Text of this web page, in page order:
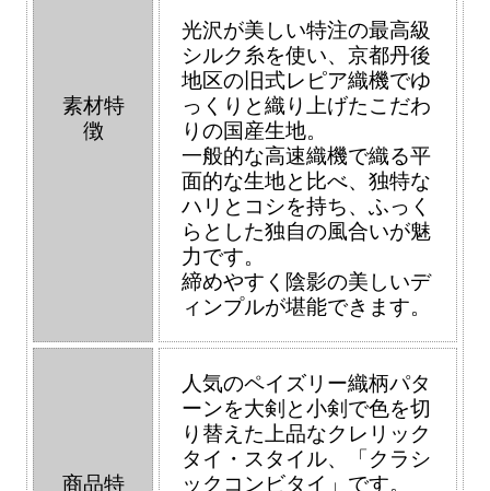
素材特
徴
光沢が美しい特注の最高級
シルク糸を使い、京都丹後
地区の旧式レピア織機でゆ
っくりと織り上げたこだわ
りの国産生地。
一般的な高速織機で織る平
面的な生地と比べ、独特な
ハリとコシを持ち、ふっく
らとした独自の風合いが魅
力です。
締めやすく陰影の美しいデ
ィンプルが堪能できます。
商品特
人気のペイズリー織柄パタ
ーンを大剣と小剣で色を切
り替えた上品なクレリック
タイ・スタイル、「クラシ
ックコンビタイ」です。